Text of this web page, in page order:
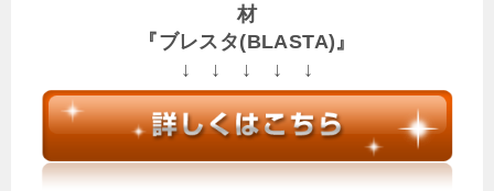
材
『ブレスタ(BLASTA)』
↓ ↓ ↓ ↓ ↓